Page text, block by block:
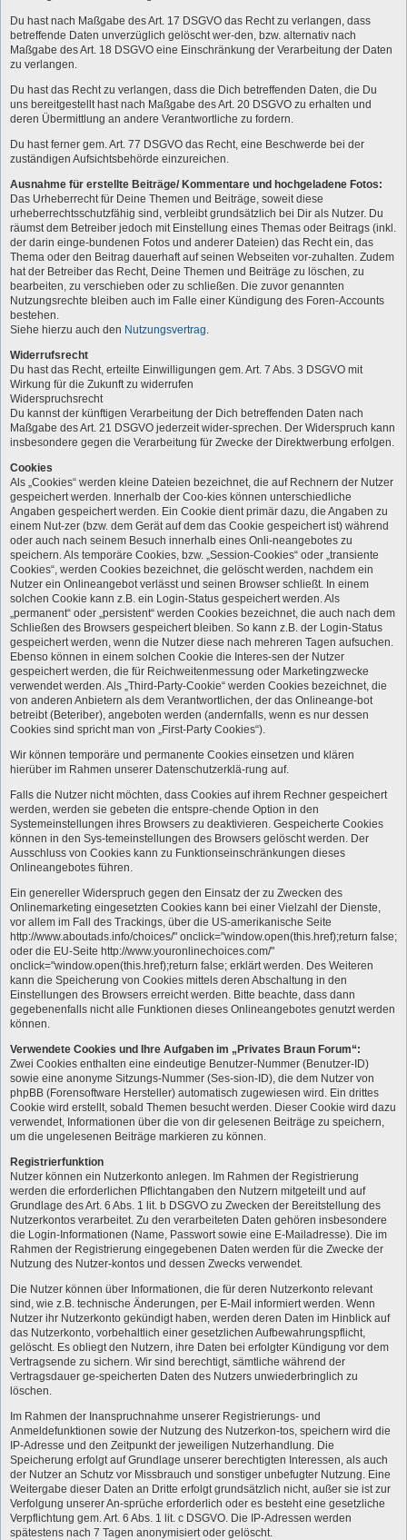
Du hast nach Maßgabe des Art. 17 DSGVO das Recht zu verlangen, dass
betreffende Daten unverzüglich gelöscht wer-den, bzw. alternativ nach
Maßgabe des Art. 18 DSGVO eine Einschränkung der Verarbeitung der Daten
zu verlangen.
Du hast das Recht zu verlangen, dass die Dich betreffenden Daten, die Du
uns bereitgestellt hast nach Maßgabe des Art. 20 DSGVO zu erhalten und
deren Übermittlung an andere Verantwortliche zu fordern.
Du hast ferner gem. Art. 77 DSGVO das Recht, eine Beschwerde bei der
zuständigen Aufsichtsbehörde einzureichen.
Ausnahme für erstellte Beiträge/ Kommentare und hochgeladene Fotos:
Das Urheberrecht für Deine Themen und Beiträge, soweit diese
urheberrechtsschutzfähig sind, verbleibt grundsätzlich bei Dir als Nutzer. Du
räumst dem Betreiber jedoch mit Einstellung eines Themas oder Beitrags (inkl.
der darin einge-bundenen Fotos und anderer Dateien) das Recht ein, das
Thema oder den Beitrag dauerhaft auf seinen Webseiten vor-zuhalten. Zudem
hat der Betreiber das Recht, Deine Themen und Beiträge zu löschen, zu
bearbeiten, zu verschieben oder zu schließen. Die zuvor genannten
Nutzungsrechte bleiben auch im Falle einer Kündigung des Foren-Accounts
bestehen.
Siehe hierzu auch den Nutzungsvertrag
Widerrufsrecht
Du hast das Recht, erteilte Einwilligungen gem. Art. 7 Abs. 3 DSGVO mit
Wirkung für die Zukunft zu widerrufen
Widerspruchsrecht
Du kannst der künftigen Verarbeitung der Dich betreffenden Daten nach
Maßgabe des Art. 21 DSGVO jederzeit wider-sprechen. Der Widerspruch kann
insbesondere gegen die Verarbeitung für Zwecke der Direktwerbung erfolgen.
Cookies
Als „Cookies“ werden kleine Dateien bezeichnet, die auf Rechnern der Nutzer
gespeichert werden. Innerhalb der Coo-kies können unterschiedliche
Angaben gespeichert werden. Ein Cookie dient primär dazu, die Angaben zu
einem Nut-zer (bzw. dem Gerät auf dem das Cookie gespeichert ist) während
oder auch nach seinem Besuch innerhalb eines Onli-neangebotes zu
speichern. Als temporäre Cookies, bzw. „Session-Cookies“ oder „transiente
Cookies“, werden Cookies bezeichnet, die gelöscht werden, nachdem ein
Nutzer ein Onlineangebot verlässt und seinen Browser schließt. In einem
solchen Cookie kann z.B. ein Login-Status gespeichert werden. Als
„permanent“ oder „persistent“ werden Cookies bezeichnet, die auch nach dem
Schließen des Browsers gespeichert bleiben. So kann z.B. der Login-Status
gespeichert werden, wenn die Nutzer diese nach mehreren Tagen aufsuchen.
Ebenso können in einem solchen Cookie die Interes-sen der Nutzer
gespeichert werden, die für Reichweitenmessung oder Marketingzwecke
verwendet werden. Als „Third-Party-Cookie“ werden Cookies bezeichnet, die
von anderen Anbietern als dem Verantwortlichen, der das Onlineange-bot
betreibt (Beteriber), angeboten werden (andernfalls, wenn es nur dessen
Cookies sind spricht man von „First-Party Cookies“).
Wir können temporäre und permanente Cookies einsetzen und klären
hierüber im Rahmen unserer Datenschutzerklä-rung auf.
Falls die Nutzer nicht möchten, dass Cookies auf ihrem Rechner gespeichert
werden, werden sie gebeten die entspre-chende Option in den
Systemeinstellungen ihres Browsers zu deaktivieren. Gespeicherte Cookies
können in den Sys-temeinstellungen des Browsers gelöscht werden. Der
Ausschluss von Cookies kann zu Funktionseinschränkungen dieses
Onlineangebotes führen.
Ein genereller Widerspruch gegen den Einsatz der zu Zwecken des
Onlinemarketing eingesetzten Cookies kann bei einer Vielzahl der Dienste,
vor allem im Fall des Trackings, über die US-amerikanische Seite
http://www.aboutads.info/choices/" onclick="window.open(this.href);return false;
oder die EU-Seite http://www.youronlinechoices.com/"
onclick="window.open(this.href);return false; erklärt werden. Des Weiteren
kann die Speicherung von Cookies mittels deren Abschaltung in den
Einstellungen des Browsers erreicht werden. Bitte beachte, dass dann
gegebenenfalls nicht alle Funktionen dieses Onlineangebotes genutzt werden
können.
Verwendete Cookies und Ihre Aufgaben im „Privates Braun Forum“:
Zwei Cookies enthalten eine eindeutige Benutzer-Nummer (Benutzer-ID)
sowie eine anonyme Sitzungs-Nummer (Ses-sion-ID), die dem Nutzer von
phpBB (Forensoftware Hersteller) automatisch zugewiesen wird. Ein drittes
Cookie wird erstellt, sobald Themen besucht werden. Dieser Cookie wird dazu
verwendet, Informationen über die von dir gelesenen Beiträge zu speichern,
um die ungelesenen Beiträge markieren zu können.
Registrierfunktion
Nutzer können ein Nutzerkonto anlegen. Im Rahmen der Registrierung
werden die erforderlichen Pflichtangaben den Nutzern mitgeteilt und auf
Grundlage des Art. 6 Abs. 1 lit. b DSGVO zu Zwecken der Bereitstellung des
Nutzerkontos verarbeitet. Zu den verarbeiteten Daten gehören insbesondere
die Login-Informationen (Name, Passwort sowie eine E-Mailadresse). Die im
Rahmen der Registrierung eingegebenen Daten werden für die Zwecke der
Nutzung des Nutzer-kontos und dessen Zwecks verwendet.
Die Nutzer können über Informationen, die für deren Nutzerkonto relevant
sind, wie z.B. technische Änderungen, per E-Mail informiert werden. Wenn
Nutzer ihr Nutzerkonto gekündigt haben, werden deren Daten im Hinblick auf
das Nutzerkonto, vorbehaltlich einer gesetzlichen Aufbewahrungspflicht,
gelöscht. Es obliegt den Nutzern, ihre Daten bei erfolgter Kündigung vor dem
Vertragsende zu sichern. Wir sind berechtigt, sämtliche während der
Vertragsdauer ge-speicherten Daten des Nutzers unwiederbringlich zu
löschen.
Im Rahmen der Inanspruchnahme unserer Registrierungs- und
Anmeldefunktionen sowie der Nutzung des Nutzerkon-tos, speichern wird die
IP-Adresse und den Zeitpunkt der jeweiligen Nutzerhandlung. Die
Speicherung erfolgt auf Grundlage unserer berechtigten Interessen, als auch
der Nutzer an Schutz vor Missbrauch und sonstiger unbefugter Nutzung. Eine
Weitergabe dieser Daten an Dritte erfolgt grundsätzlich nicht, außer sie ist zur
Verfolgung unserer An-sprüche erforderlich oder es besteht eine gesetzliche
Verpflichtung gem. Art. 6 Abs. 1 lit. c DSGVO. Die IP-Adressen werden
spätestens nach 7 Tagen anonymisiert oder gelöscht.